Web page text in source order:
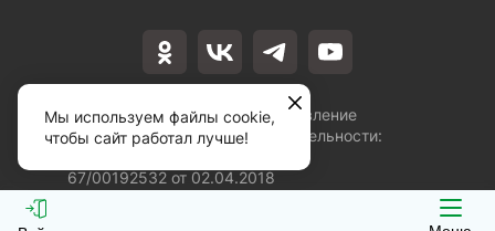
Лицензия на осуществление
образовательной деятельности:
67/00192532 от 02.04.2018
Мы используем файлы cookie,
чтобы сайт работал лучше!